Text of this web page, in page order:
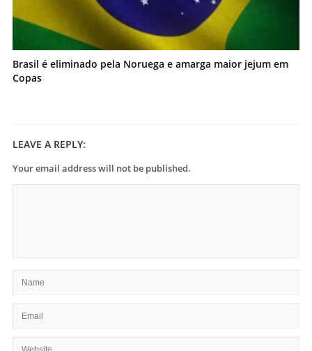
Brasil é eliminado pela Noruega e amarga maior jejum em
Copas
LEAVE A REPLY:
Your email address will not be published.